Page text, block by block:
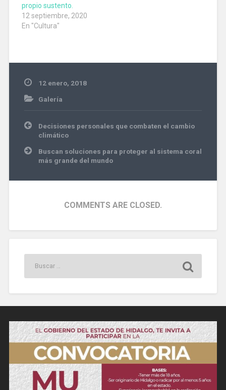
propio sustento.
12 septiembre, 2020
En "Cultura"
12 enero, 2018
Galería
Navegación
de
entradas
Decisiones personales que combaten el cambio
climático
Buscan soluciones para proteger al sistema coral
más grande del mundo
COMMENTS ARE CLOSED.